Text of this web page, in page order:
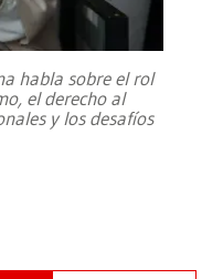
habla sobre el rol
el derecho al
y los desafíos